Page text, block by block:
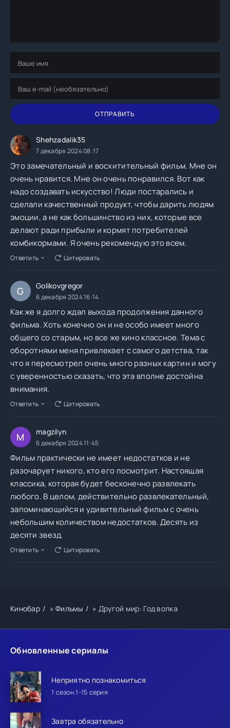
Обновленные сериалы
Неприятно познакомиться
1 сезон 1-15 серия
Завтра обязательно
ОТПРАВИТЬ
Shehzadalik35
7 декабря 2024 08:17
Это замечательный и восхитительный фильм. Мне он
очень нравится. Мне он очень понравился. Вот как
надо создавать искусство! Люди постарались и
сделали качественный продукт, чтобы дарить людям
эмоции, а не как большинство из них, которые все
делают ради прибыли и кормят потребителей
комбикормами. Я очень рекомендую это всем.
Ответить Цитировать
G Golikovgregor
6 декабря 2024 16:14
Как же я долго ждал выхода продолжения данного
фильма. Хоть конечно он и не особо имеет много
общего со старым, но все же кино классное. Тема с
оборотнями меня привлекает с самого детства, так
что я пересмотрел очень много разных картин и могу
с уверенностью сказать, что эта вполне достойна
внимания.
Ответить Цитировать
M magzilyn
6 декабря 2024 11:45
Фильм практически не имеет недостатков и не
разочарует никого, кто его посмотрит. Настоящая
классика, которая будет бесконечно развлекать
любого. В целом, действительно развлекательный,
запоминающийся и удивительный фильм с очень
небольшим количеством недостатков. Десять из
десяти звезд.
Ответить Цитировать
Кинобар »Фильмы » Другой мир: Год волка